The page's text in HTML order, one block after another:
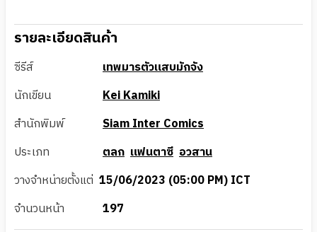
รายละเอียดสินค้า
ซีรีส์
เทพมารตัวแสบมักจัง
นักเขียน
Kei Kamiki
สำนักพิมพ์
Siam Inter Comics
ประเภท
ตลก แฟนตาซี อวสาน
วางจำหน่ายตั้งแต่ 15/06/2023 (05:00 PM) ICT
จำนวนหน้า
197